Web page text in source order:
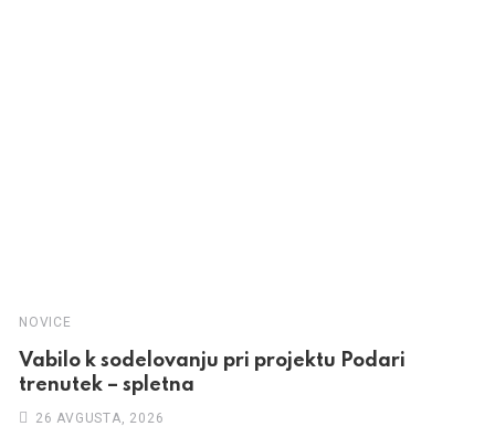
NOVICE
Vabilo k sodelovanju pri projektu Podari
trenutek – spletna
26 AVGUSTA, 2026